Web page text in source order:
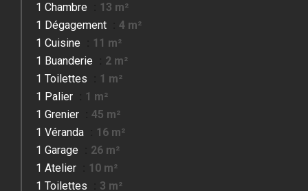
1 Chambre
13 m²
1 Dégagement
4 m²
1 Cuisine
11 m²
1 Buanderie
2 m²
1 Toilettes
1 m²
1 Palier
1 m²
1 Grenier
45 m²
1 Véranda
16 m²
1 Garage
26 m²
1 Atelier
10 m²
1 Toilettes
3 m²